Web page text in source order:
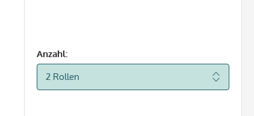
Anzahl: